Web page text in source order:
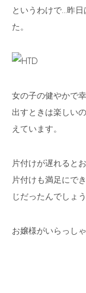
というわけで…昨
た。
女の子の健やかで
出すときは楽しい
えています。
片付けが遅れると
片付けも満足にで
じだったんでしょう
お嬢様がいらっし